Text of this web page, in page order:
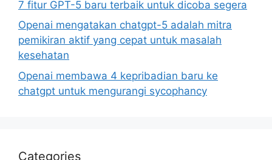
7 fitur GPT-5 baru terbaik untuk dicoba segera
Openai mengatakan chatgpt-5 adalah mitra
pemikiran aktif yang cepat untuk masalah
kesehatan
Openai membawa 4 kepribadian baru ke
chatgpt untuk mengurangi sycophancy
Categories